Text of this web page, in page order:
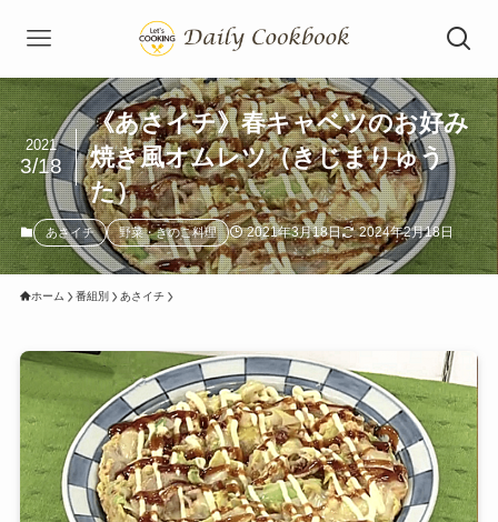
《あさイチ》春キャベツのお好み
焼き風オムレツ（きじまりゅう
た）
2021
3/18
あさイチ 野菜・きのこ料理 2021年3月18日 2024年2月18日
ホーム 番組別 あさイチ